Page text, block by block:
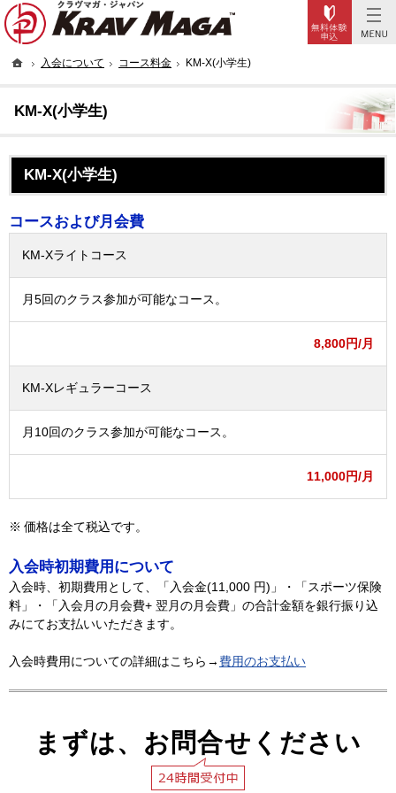
ホーム
入会について コース料金 KM-X(小学生)
KM-X(小学生)
実戦型の護身術。女性に人気のフィットネス・本格的な格闘技ならクラヴマガへ。
女性でも「フィットネス感覚で護身術を習うことができる！」東京・大阪・名古屋の護
KM-X(小学生)
コースおよび月会費
KM-Xライトコース
月5回のクラス参加が可能なコース。
8,800円/月
KM-Xレギュラーコース
月10回のクラス参加が可能なコース。
11,000円/月
価格は全て税込です。
入会時初期費用について
入会時、初期費用として、「入会金(11,000 円)」・「スポーツ保険
料」・「入会月の月会費+ 翌月の月会費」の合計金額を銀行振り込
みにてお支払いいただきます。
入会時費用についての詳細はこちら→ 費用のお支払い
まずは、お問合せください